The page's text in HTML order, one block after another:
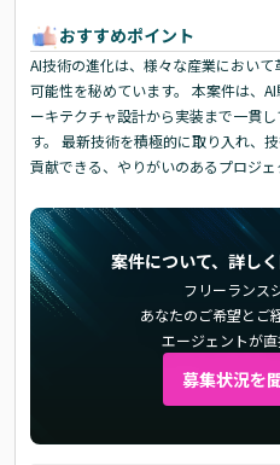
おすすめポイント
AI技術の進化は、様々な産業におい
可能性を秘めています。 本案件は、
ーキテクチャ設計から実装まで一貫
す。 最新技術を積極的に取り入れ、
貢献できる、やりがいのあるプロジェ
案件について、詳し
フリーランス
あなたのご希望とご
エージェントが
募集状況を